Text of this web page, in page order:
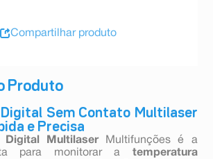
Produto
Digital Sem Contato Multilaser
e Precisa
Digital MultilaserMultifunções é a
para monitorar a temperatura
Compartilhar produto